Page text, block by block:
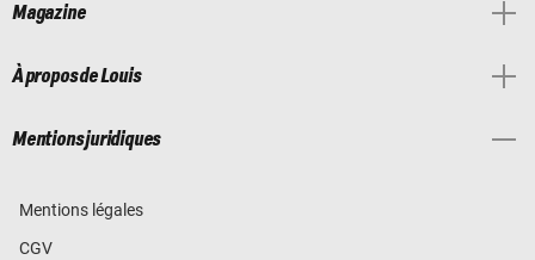
Magazine
À propos de Louis
Mentions juridiques
Mentions légales
CGV